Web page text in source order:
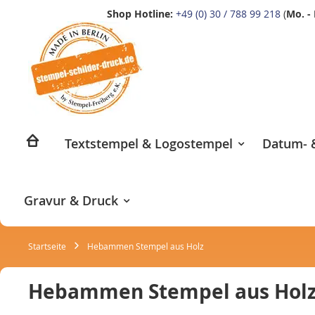
Shop Hotline: +49 (0) 30 / 788 99 218 (Mo. -
springen
Textstempel & Logostempel Datum-
Gravur & Druck
Startseite Hebammen Stempel aus Holz
Hebammen Stempel aus